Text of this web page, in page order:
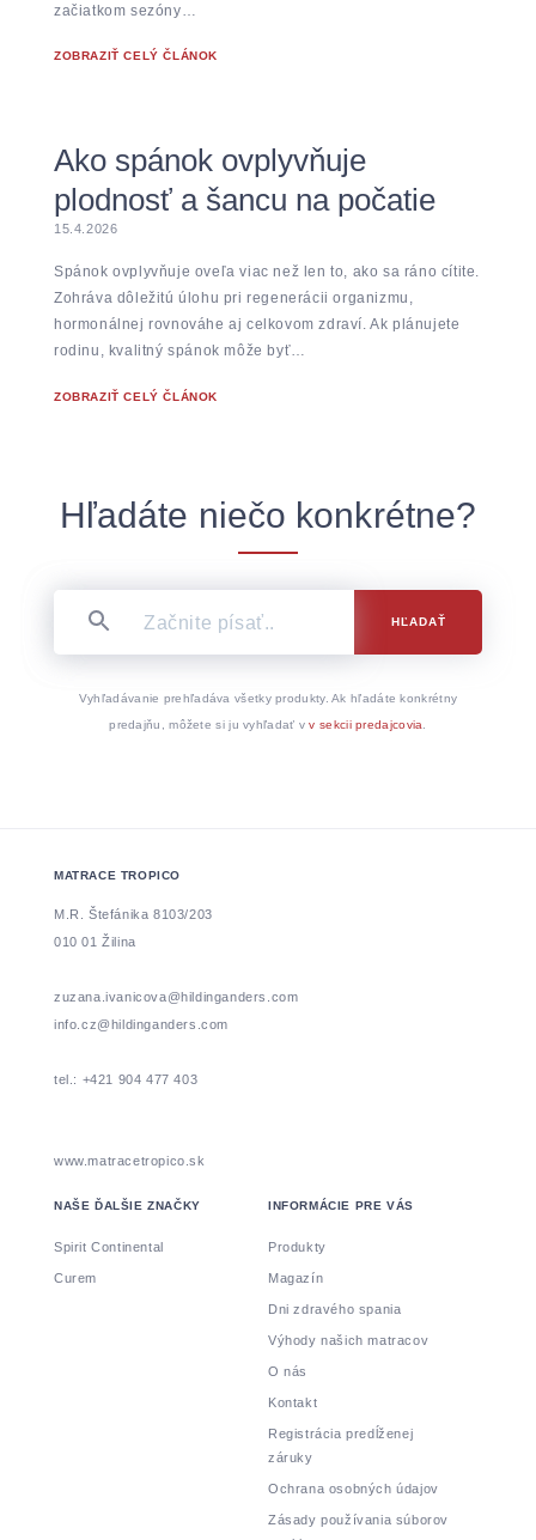
začiatkom sezóny…
ZOBRAZIŤ CELÝ ČLÁNOK
Ako spánok ovplyvňuje
plodnosť a šancu na počatie
15.4.2026
Spánok ovplyvňuje oveľa viac než len to, ako sa ráno cítite.
Zohráva dôležitú úlohu pri regenerácii organizmu,
hormonálnej rovnováhe aj celkovom zdraví. Ak plánujete
rodinu, kvalitný spánok môže byť…
ZOBRAZIŤ CELÝ ČLÁNOK
Hľadáte niečo konkrétne?
HĽADAŤ
Vyhľadávanie prehľadáva všetky produkty. Ak hľadáte konkrétny
predajňu, môžete si ju vyhľadať vv sekcii predajcovia
MATRACE TROPICO
M.R. Štefánika 8103/203
010 01 Žilina
zuzana.ivanicova@hildinganders.com
info.cz@hildinganders.com
tel.: +421 904 477 403
www.matracetropico.sk
NAŠE ĎALŠIE ZNAČKY
Spirit Continental
Curem
INFORMÁCIE PRE VÁS
Produkty
Magazín
Dni zdravého spania
Výhody našich matracov
O nás
Kontakt
Registrácia predĺženej
záruky
Ochrana osobných údajov
Zásady používania súborov